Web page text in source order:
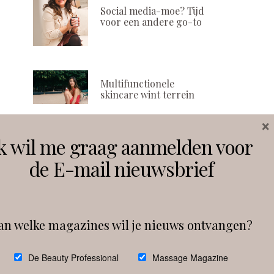
Social media-moe? Tijd
voor een andere go-to
Multifunctionele
skincare wint terrein
Volg ons
Follow on Instagram
wil me graag aanmelden voor
de E-mail nieuwsbrief
welke magazines wil je nieuws ontvangen?
De Beauty Professional Massage Magazine
×